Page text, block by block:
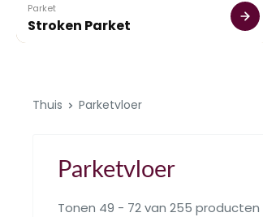
Parket
Stroken Parket
Thuis Parketvloer
Parketvloer
Tonen 49 - 72 van 255 producten